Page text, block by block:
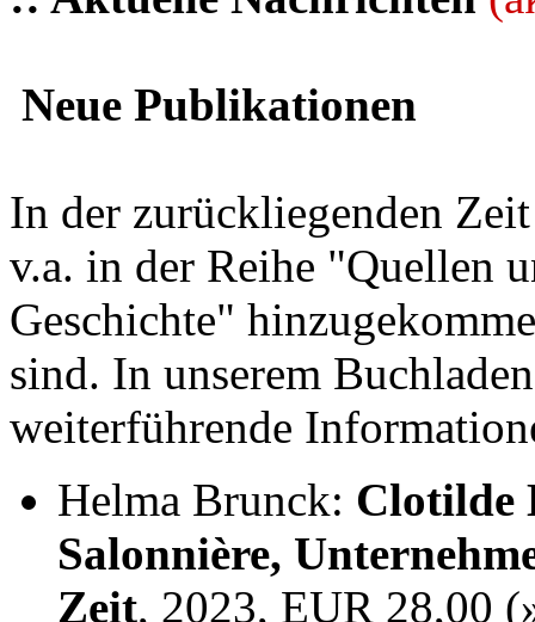
Neue Publikationen
In der zurückliegenden
v.a. in der Reihe "Quellen
Geschichte"
sind. In unserem
weiterführende
Helma Brunck: Clotilde
Salonnière,
Zeit, 2023, EUR 28,00